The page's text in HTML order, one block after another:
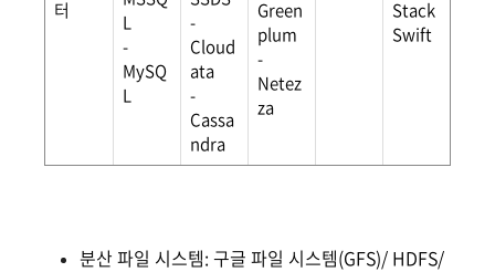
터
L
-
MySQ
L
-
Cloud
ata
-
Cassa
ndra
Green
plum
-
Netez
za
Stack
Swift
분산 파일 시스템: 구글 파일 시스템(GFS)/ HDFS/